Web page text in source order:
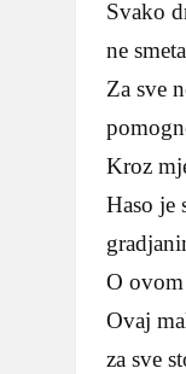
Svako
ne
Za sve
Kroz
Haso je
O
Ovaj
za sve